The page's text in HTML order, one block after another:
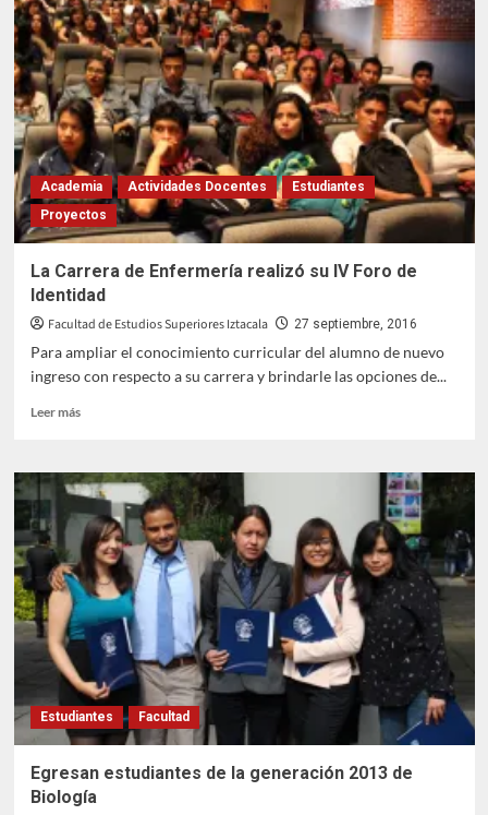
a
cabo
el
encuentro
sobre
comic,
manga
e
historieta
Academia Actividades Docentes
Estudiantes
Proyectos
La Carrera de Enfermería realizó su IV Foro de
Identidad
Facultad de Estudios Superiores Iztacala 27 septiembre, 2016
Para ampliar el conocimiento curricular del alumno de nuevo
ingreso con respecto a su carrera y brindarle las opciones de...
Leer másLeer
La
Carrera
de
Enfermería
realizó
su
IV
Foro
de
Identidad
Estudiantes Facultad
Egresan estudiantes de la generación 2013 de
Biología